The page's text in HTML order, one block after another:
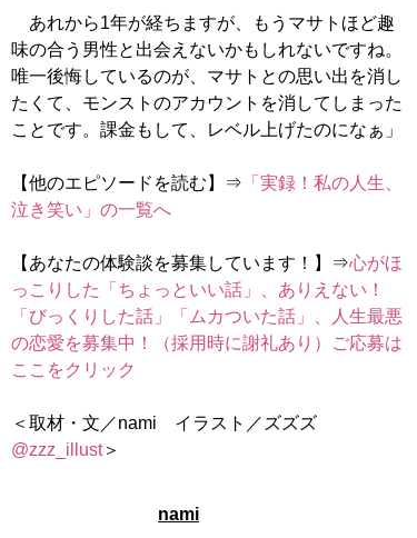
あれから1年が経ちますが、もうマサトほど趣
味の合う男性と出会えないかもしれないですね。
唯一後悔しているのが、マサトとの思い出を消し
たくて、モンストのアカウントを消してしまった
ことです。課金もして、レベル上げたのになぁ」
【他のエピソードを読む】⇒ 「実録！私の人生、
泣き笑い」の一覧へ
【あなたの体験談を募集しています！】⇒心がほ
っこりした「ちょっといい話」、ありえない！
「びっくりした話」「ムカついた話」、人生最悪
の恋愛を募集中！（採用時に謝礼あり）ご応募は
ここをクリック
＜取材・文／nami イラスト／ズズズ
@zzz_illust＞
nami